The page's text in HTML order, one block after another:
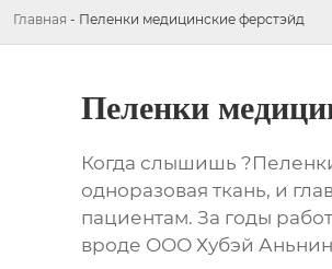
Главная - Пеленки медицинские ферстэйд
Пеленки
Когда слышишь
одноразовая ткань, и
пациентам. За годы
вроде ООО Хубэй